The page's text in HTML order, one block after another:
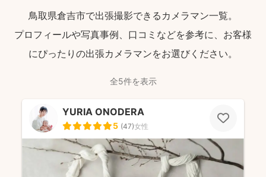
鳥取県倉吉市で出張撮影できるカメラマン一覧。
プロフィールや写真事例、口コミなどを参考に、お客様
にぴったりの出張カメラマンをお選びください。
全5件を表示
YURIA ONODERA
5 (47)女性